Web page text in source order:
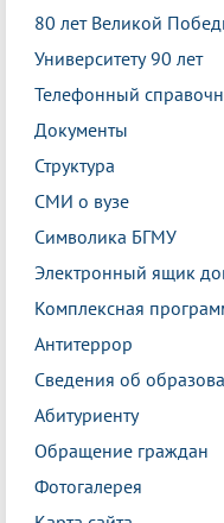
80 лет Великой
Университету 90 лет
Телефонный
Документы
Структура
СМИ о вузе
Символика БГМУ
Электронный ящик
Комплексная
Антитеррор
Сведения об
Абитуриенту
Обращение граждан
Фотогалерея